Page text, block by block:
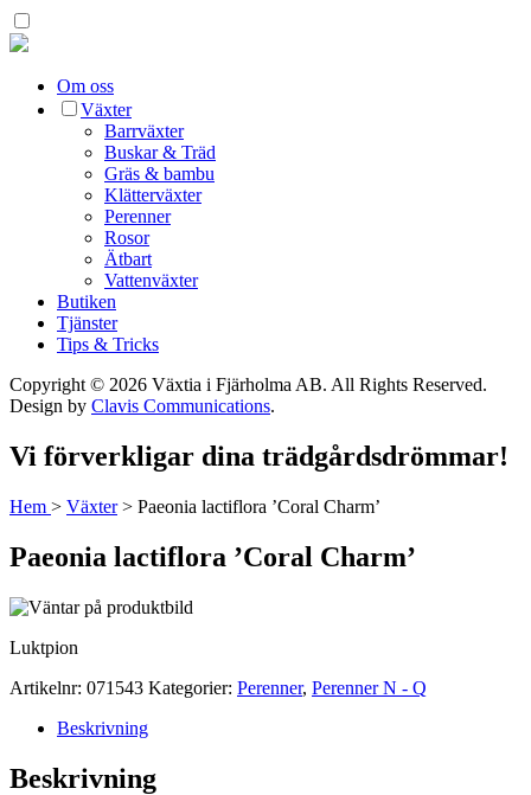
Om oss
Växter
Barrväxter
Buskar & Träd
Gräs & bambu
Klätterväxter
Perenner
Rosor
Ätbart
Vattenväxter
Butiken
Tjänster
Tips & Tricks
Copyright © 2026 Växtia i Fjärholma AB. All Rights Reserved.
Design by Clavis Communications.
Vi förverkligar dina trädgårdsdrömmar!
Hem > Växter> Paeonia lactiflora ’Coral Charm’
Paeonia lactiflora ’Coral Charm’
Luktpion
Artikelnr: 071543 Kategorier: Perenner, Perenner N - Q
Beskrivning
Beskrivning